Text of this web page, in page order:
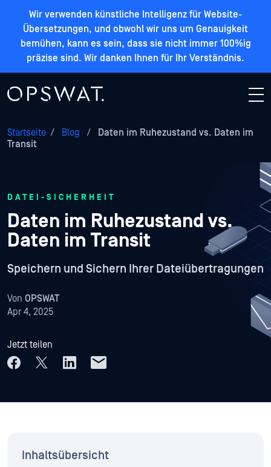
Wir verwenden künstliche Intelligenz für Website-
Übersetzungen, und obwohl wir uns um Genauigkeit
bemühen, kann es sein, dass sie nicht immer 100%ig
präzise sind. Wir danken Ihnen für Ihr Verständnis.
Startseite / Blog /
Daten im Ruhezustand vs. Daten im
Transit
DATEI-SICHERHEIT
Daten im Ruhezustand vs.
Daten im Transit
Speichern und Sichern Ihrer Dateiübertragungen
Von OPSWAT
Apr 4, 2025
Jetzt teilen
Inhaltsübersicht